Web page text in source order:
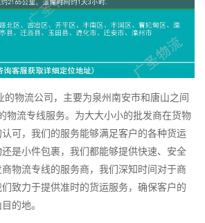
物流公司，主要为泉州南安市和唐山之间
物流专线服务。为大大小小的批发商在货物
可，我们的服务能够满足客户的各种货运
是小件包裹，我们都能够提供快速、安全
物流专线的服务商，我们深知时间对于商
致力于提供准时的货运服务，确保客户的
的地。